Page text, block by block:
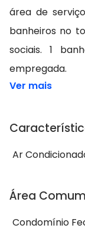
área de
banheiros no
sociais. 1
empregada.
Ver mais
Ar
Área Comum
Condomínio